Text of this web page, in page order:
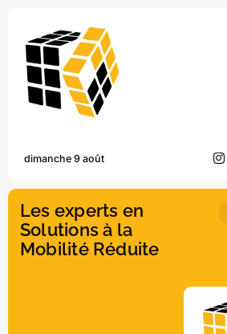
content
dimanche 9 août
Les experts en
Solutions à la
Mobilité Réduite
MOBIL’iKi c’est le